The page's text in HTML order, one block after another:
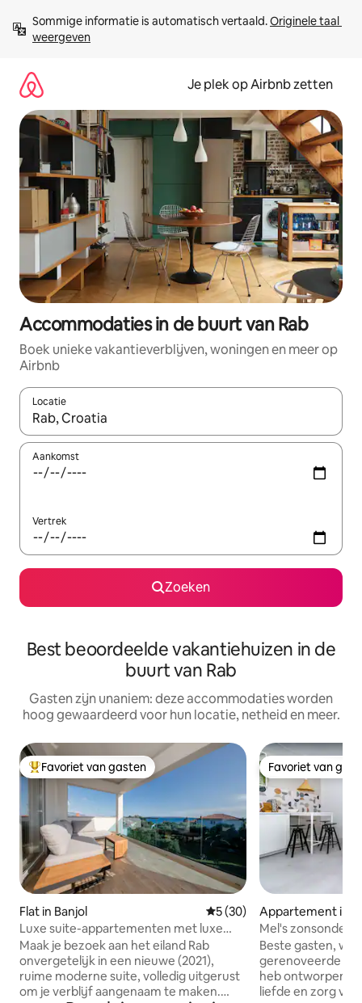
direct
naar
Sommige informatie is automatisch vertaald. Originele taal
weergeven
Je plek op Airbnb zetten
Accommodaties in de buurt van Rab
Boek unieke vakantieverblijven, woningen en meer op
Airbnb
Locatie
Wanneer er resultaten beschikbaar zijn, maak je een keuze
Aankomst
Vertrek
Zoeken
Best beoordeelde vakantiehuizen in de
buurt van Rab
Gasten zijn unaniem: deze accommodaties worden
hoog gewaardeerd voor hun locatie, netheid en meer.
Topfavoriet van gasten
Favoriet van gasten
Flat in Banjol Gemiddelde beoordeling
5 (30)
Luxe suite-appartementen met luxe
zeezicht in Rab
Maak je bezoek aan het eiland Rab
onvergetelijk in een nieuwe (2021),
ruime moderne suite, volledig uitgerust
om je verblijf aangenaam te maken.
Favoriet van
Favoriet van
Appartement in
Mel's
Beste gasten,
gerenoveerde en
heb ontworpen
liefde en zorg